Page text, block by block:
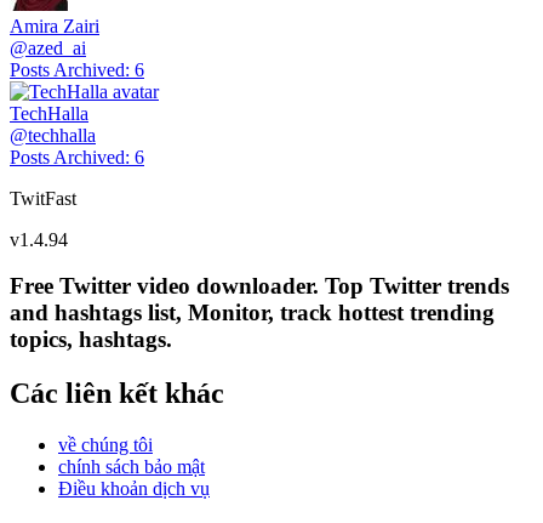
Amira Zairi
@azed_ai
Posts Archived: 6
TechHalla
@techhalla
Posts Archived: 6
TwitFast
v1.4.94
Free Twitter video downloader. Top Twitter trends
and hashtags list, Monitor, track hottest trending
topics, hashtags.
Các liên kết khác
về chúng tôi
chính sách bảo mật
Điều khoản dịch vụ